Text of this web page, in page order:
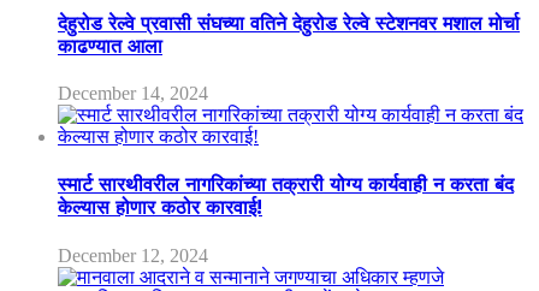
देहुरोड रेल्वे प्रवासी संघच्या वतिने देहुरोड रेल्वे स्टेशनवर मशाल मोर्चा
काढण्यात आला
December 14, 2024
स्मार्ट सारथीवरील नागरिकांच्या तक्रारी योग्य कार्यवाही न करता बंद
केल्यास होणार कठोर कारवाई!
December 12, 2024